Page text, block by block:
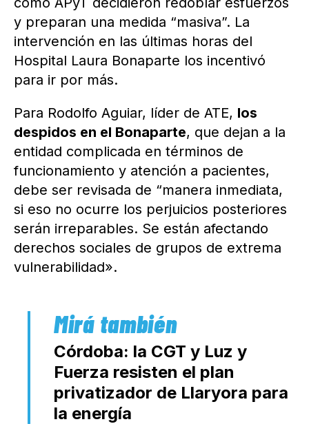
y preparan una medida “masiva”. La
intervención en las últimas horas del
Hospital Laura Bonaparte los incentivó
para ir por más.
Para Rodolfo Aguiar, líder de ATE, los
despidos en el Bonaparte, que dejan a la
entidad complicada en términos de
funcionamiento y atención a pacientes,
debe ser revisada de “manera inmediata,
si eso no ocurre los perjuicios posteriores
serán irreparables. Se están afectando
derechos sociales de grupos de extrema
vulnerabilidad».
Córdoba: la CGT y Luz y
Fuerza resisten el plan
privatizador de Llaryora para
la energía